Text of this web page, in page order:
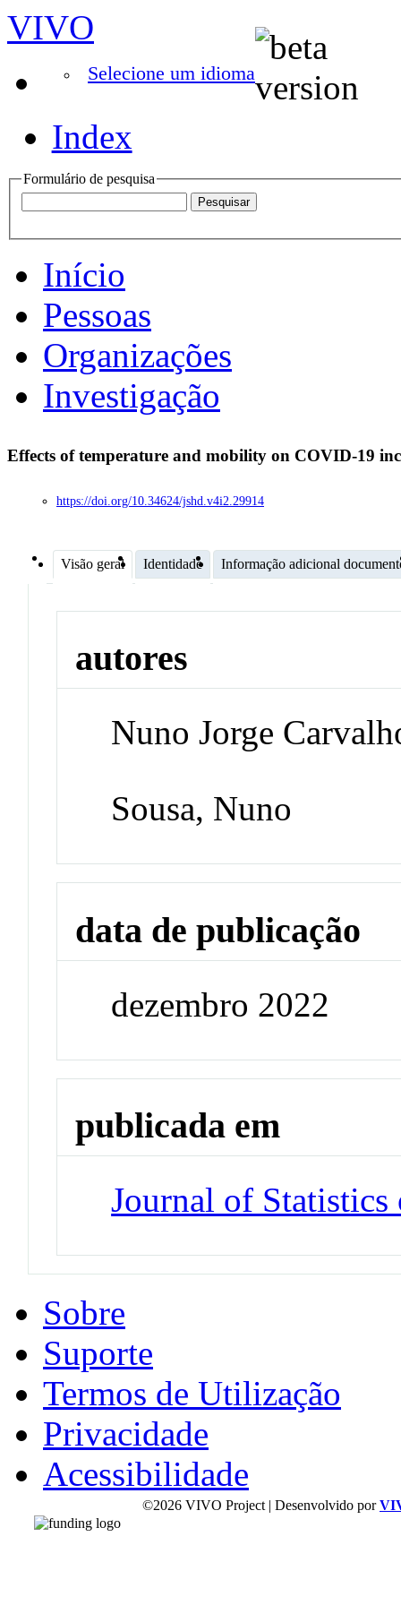
VIVO
Selecione um idioma
Index
Formulário de pesquisa
Início
Pessoas
Organizações
Investigação
Effects of temperature and mobility on COVID-19
https://doi.org/10.34624/jshd.v4i2.29914
Visão geral Identidade Informação adicional
autores
Nuno Jorge
Sousa, Nuno
data de publicação
dezembro 2022
publicada em
Journal of
Sobre
Suporte
Termos de Utilização
Privacidade
Acessibilidade
©2026 VIVO Project | Desenvolvido por